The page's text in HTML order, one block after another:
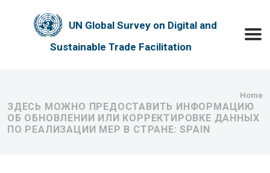
UN Global Survey on Digital and
Sustainable Trade Facilitation
Home
ЗДЕСЬ МОЖНО ПРЕДОСТАВИТЬ ИНФОРМАЦИЮ
ОБ ОБНОВЛЕНИИ ИЛИ КОРРЕКТИРОВКЕ ДАННЫХ
ПО РЕАЛИЗАЦИИ МЕР В СТРАНЕ: SPAIN